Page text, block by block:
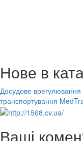
Нове в
Досудове врегулювання
транспортування
Ваші